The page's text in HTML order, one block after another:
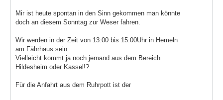
Mir ist heute spontan in den Sinn gekommen man könnte
doch an diesem Sonntag zur Weser fahren.
Wir werden in der Zeit von 13:00 bis 15:00Uhr in Hemeln
am Fährhaus sein.
Vielleicht kommt ja noch jemand aus dem Bereich
Hildesheim oder Kassel!?
Für die Anfahrt aus dem Ruhrpott ist der